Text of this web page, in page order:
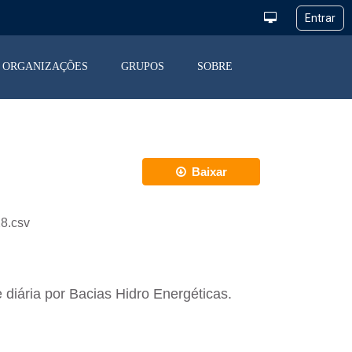
ORGANIZAÇÕES GRUPOS SOBRE
Baixar
por Bacias Hidro Energéticas.